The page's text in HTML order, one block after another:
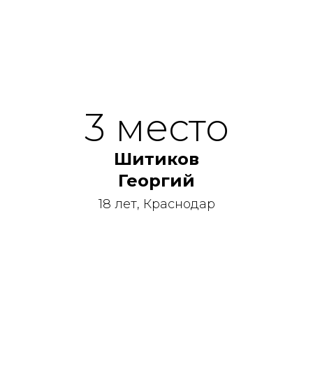
Шитиков
Георгий
18 лет, Краснодар
3 место